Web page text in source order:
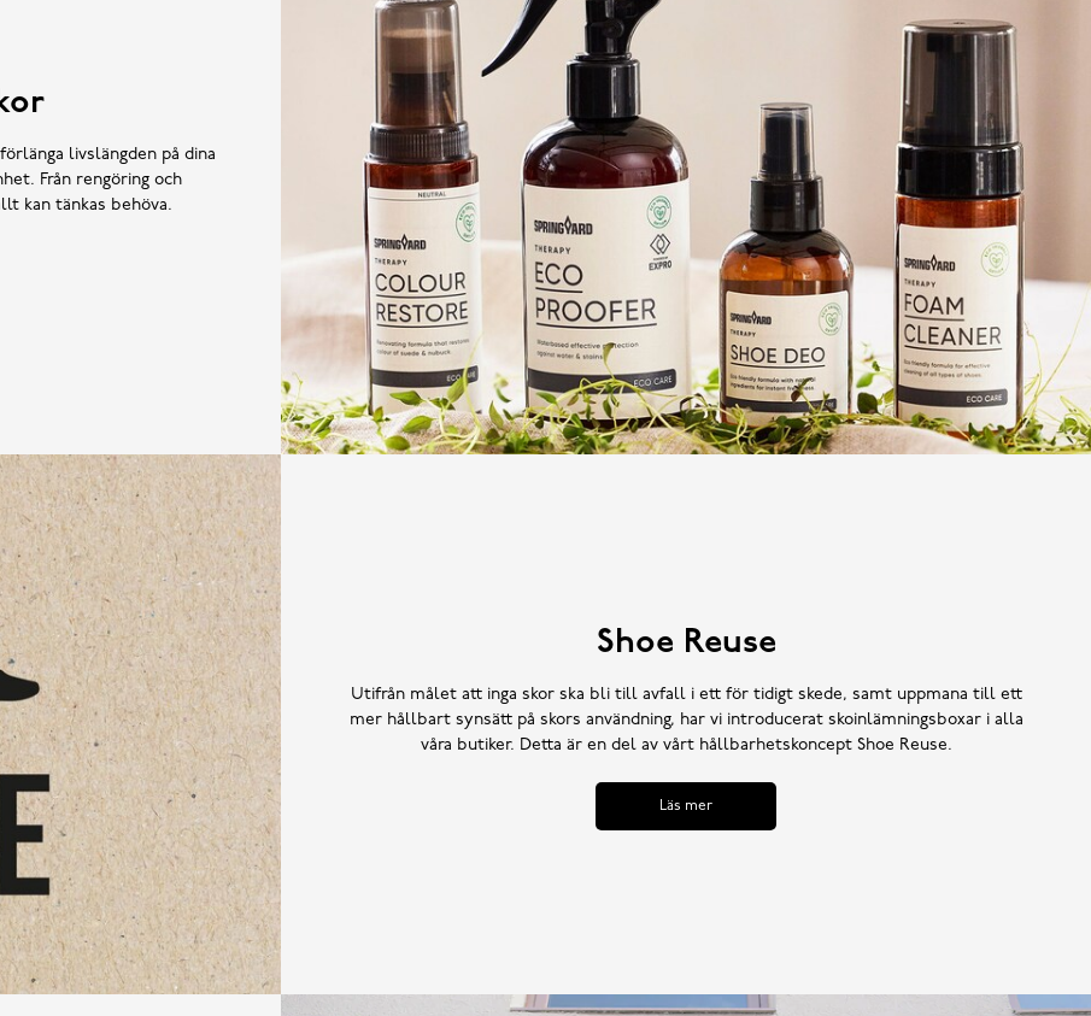
livslängden på dina
Från rengöring och
kan tänkas behöva.
Shoe Reuse
Utifrån målet att inga skor ska bli till avfall i ett för tidigt skede, samt uppmana till ett
mer hållbart synsätt på skors användning, har vi introducerat skoinlämningsboxar i alla
våra butiker. Detta är en del av vårt hållbarhetskoncept Shoe Reuse.
Läs mer